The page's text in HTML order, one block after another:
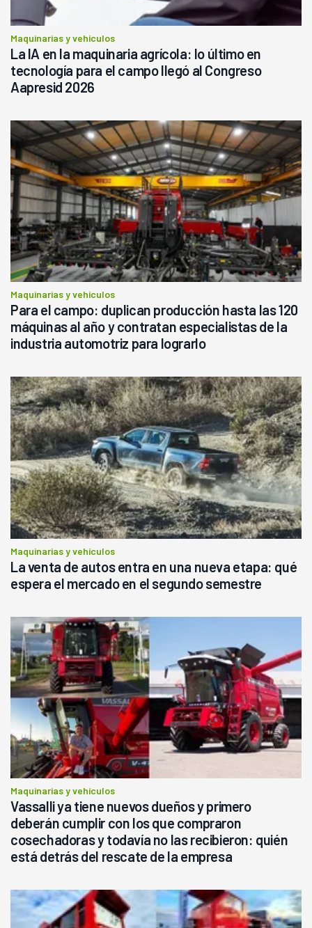
Maquinarias y vehículos
La IA en la maquinaria agrícola: lo último en
tecnología para el campo llegó al Congreso
Aapresid 2026
Maquinarias y vehículos
Para el campo: duplican producción hasta las 120
máquinas al año y contratan especialistas de la
industria automotriz para lograrlo
Maquinarias y vehículos
La venta de autos entra en una nueva etapa: qué
espera el mercado en el segundo semestre
Maquinarias y vehículos
Vassalli ya tiene nuevos dueños y primero
deberán cumplir con los que compraron
cosechadoras y todavía no las recibieron: quién
está detrás del rescate de la empresa